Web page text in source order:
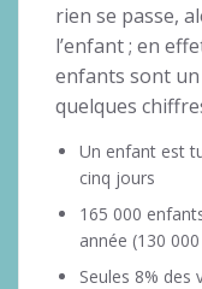
rien se passe,
l’enfant ; en
enfants sont
quelques
Un enfant est
cinq jours
165 000
année (130
Seules 8%